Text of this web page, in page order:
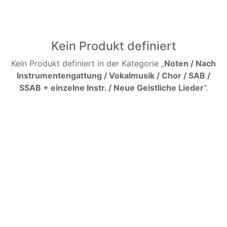
Kein Produkt definiert
Kein Produkt definiert in der Kategorie „Noten / Nach
Instrumentengattung / Vokalmusik / Chor / SAB /
SSAB + einzelne Instr. / Neue Geistliche Lieder".